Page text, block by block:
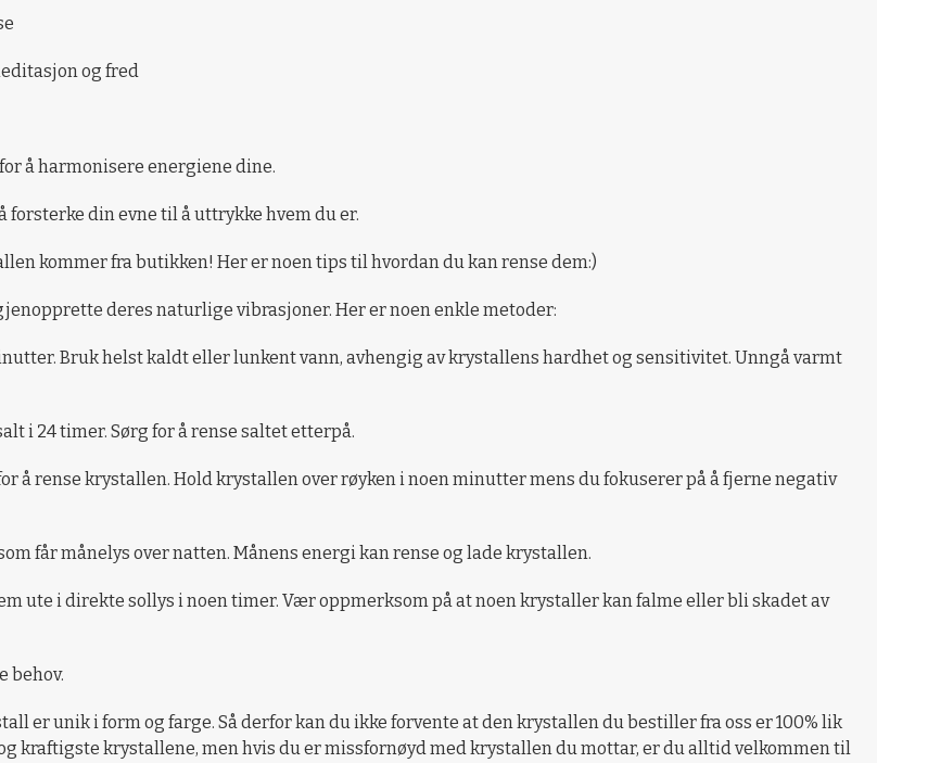
og fred
å harmonisere energiene dine.
forsterke din evne til å uttrykke hvem du er.
kommer fra butikken! Her er noen tips til hvordan du kan rense dem:)
deres naturlige vibrasjoner. Her er noen enkle metoder:
Bruk helst kaldt eller lunkent vann, avhengig av krystallens hardhet og sensitivitet. Unngå varmt
i 24 timer. Sørg for å rense saltet etterpå.
å rense krystallen. Hold krystallen over røyken i noen minutter mens du fokuserer på å fjerne negativ
får månelys over natten. Månens energi kan rense og lade krystallen.
ute i direkte sollys i noen timer. Vær oppmerksom på at noen krystaller kan falme eller bli skadet av
behov.
er unik i form og farge. Så derfor kan du ikke forvente at den krystallen du bestiller fra oss er 100% lik
kraftigste krystallene, men hvis du er missfornøyd med krystallen du mottar, er du alltid velkommen til